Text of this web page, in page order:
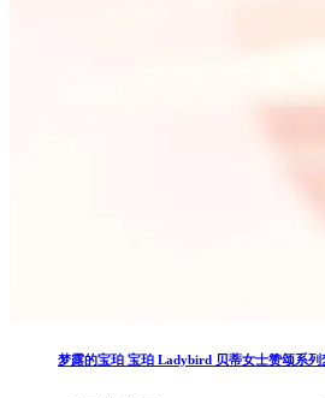
梦露的宝珀 宝珀 Ladybird 贝蒂女士赞颂系列